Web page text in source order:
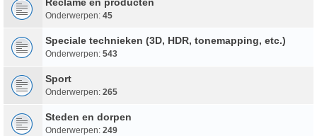
Onderwerpen: 45
Speciale technieken (3D, HDR, tonemapping, etc.)
Onderwerpen: 543
Sport
Onderwerpen: 265
Steden en dorpen
Onderwerpen: 249